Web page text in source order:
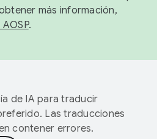
más información,
.
de IA para traducir
Las traducciones
contener errores.